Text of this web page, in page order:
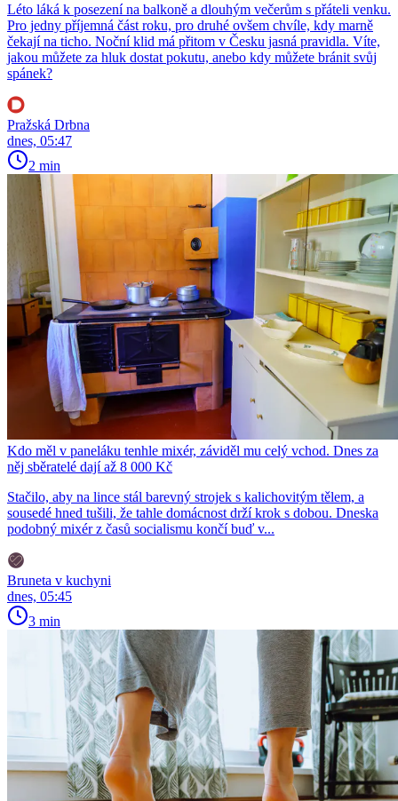
Léto láká k posezení na balkoně a dlouhým večerům s přáteli venku.
Pro jedny příjemná část roku, pro druhé ovšem chvíle, kdy marně
čekají na ticho. Noční klid má přitom v Česku jasná pravidla. Víte,
jakou můžete za hluk dostat pokutu, anebo kdy můžete bránit svůj
spánek?
Pražská Drbna
dnes, 05:47
2 min
Kdo měl v paneláku tenhle mixér, záviděl mu celý vchod. Dnes za
něj sběratelé dají až 8 000 Kč
Stačilo, aby na lince stál barevný strojek s kalichovitým tělem, a
sousedé hned tušili, že tahle domácnost drží krok s dobou. Dneska
podobný mixér z časů socialismu končí buď v...
Bruneta v kuchyni
dnes, 05:45
3 min